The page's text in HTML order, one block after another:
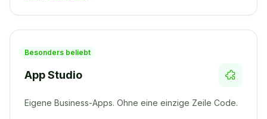
Besonders beliebt
App Studio
Eigene Business-Apps. Ohne eine einzige Zeile Code.